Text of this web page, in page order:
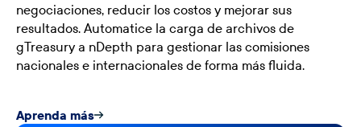
negociaciones, reducir los costos y mejorar sus
resultados. Automatice la carga de archivos de
gTreasury a nDepth para gestionar las comisiones
nacionales e internacionales de forma más fluida.
Aprenda más